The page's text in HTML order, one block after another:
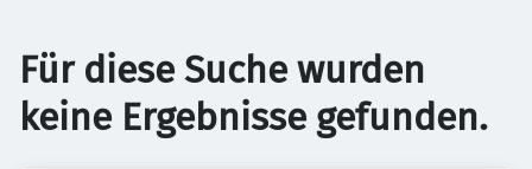
Für diese Suche wurden
keine Ergebnisse gefunden.